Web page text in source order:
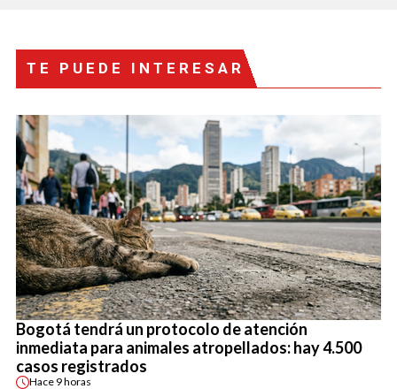
TE PUEDE INTERESAR
Bogotá tendrá un protocolo de atención
inmediata para animales atropellados: hay 4.500
casos registrados
Hace 9 horas